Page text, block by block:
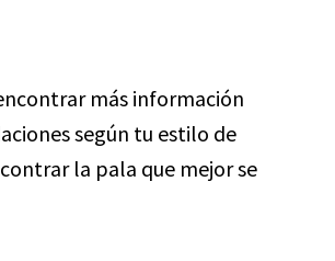
más información
según tu estilo de
la pala que mejor se